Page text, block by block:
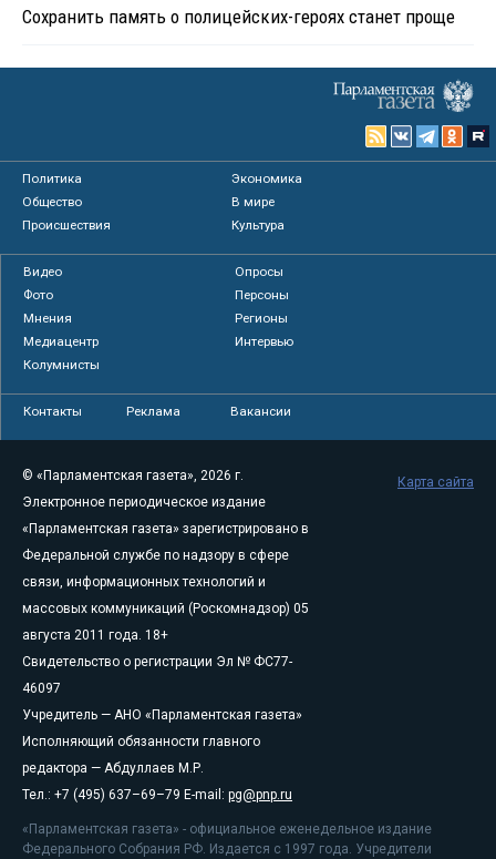
Сохранить память о полицейских-героях станет проще
Политика
Экономика
Общество
В мире
Происшествия
Культура
Видео
Опросы
Фото
Персоны
Мнения
Регионы
Медиацентр
Интервью
Колумнисты
Контакты Реклама Вакансии
© «Парламентская газета», 2026 г.
Электронное периодическое издание
«Парламентская газета» зарегистрировано в
Федеральной службе по надзору в сфере
связи, информационных технологий и
массовых коммуникаций (Роскомнадзор) 05
августа 2011 года. 18+
Свидетельство о регистрации Эл № ФС77-
46097
Учредитель — АНО «Парламентская газета»
Исполняющий обязанности главного
редактора — Абдуллаев М.Р.
Тел.: +7 (495) 637–69–79 E-mail: pg@pnp.ru
«Парламентская газета» - официальное еженедельное издание
Федерального Собрания РФ. Издается с 1997 года. Учредители
Карта сайта